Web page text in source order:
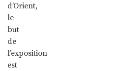
d’Orient,
le
but
de
l’exposition
est